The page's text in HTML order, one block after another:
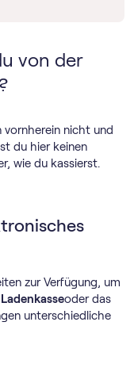
von der
vornherein nicht und
du hier keinen
wie du kassierst.
zur Verfügung, um
oder das
unterschiedliche